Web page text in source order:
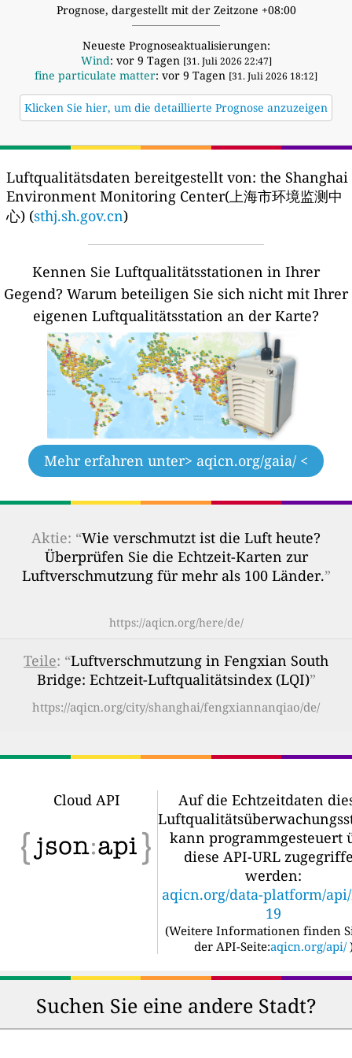
Prognose, dargestellt mit der Zeitzone +08:00
Neueste Prognoseaktualisierungen:
Wind: vor 9 Tagen [31. Juli 2026 22:47]
fine particulate matter: vor 9 Tagen [31. Juli 2026 18:12]
Klicken Sie hier, um die detaillierte Prognose anzuzeigen
Luftqualitätsdaten bereitgestellt von: the Shanghai
Environment Monitoring Center(上海市环境监测中
心) (sthj.sh.gov.cn)
Kennen Sie Luftqualitätsstationen in Ihrer
Gegend? Warum beteiligen Sie sich nicht mit Ihrer
eigenen Luftqualitätsstation an der Karte?
Mehr erfahren unter> aqicn.org/gaia/ <
Aktie: “Wie verschmutzt ist die Luft heute?
Überprüfen Sie die Echtzeit-Karten zur
Luftverschmutzung für mehr als 100 Länder.”
https://aqicn.org/here/de/
Teile: “Luftverschmutzung in Fengxian South
Bridge: Echtzeit-Luftqualitätsindex (LQI)”
https://aqicn.org/city/shanghai/fengxiannanqiao/de/
Cloud API
Auf die Echtzeitdaten
kann programmgesteuert
diese API-URL
werden:
aqicn.org/data-platform/
19
(Weitere Informationen finden
der API-Seite:aqicn.org/api/
Suchen Sie eine andere Stadt?